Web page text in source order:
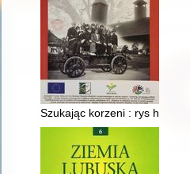
Szukając korzeni : rys